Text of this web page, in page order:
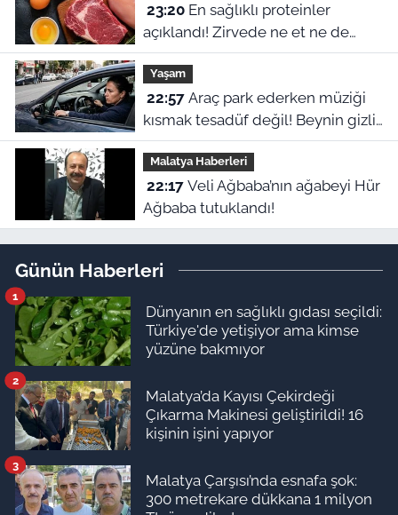
23:20En sağlıklı proteinler
açıklandı! Zirvede ne et ne de
yumurta var
Yaşam
22:57Araç park ederken müziği
kısmak tesadüf değil! Beynin gizli
refleksiymiş
Malatya Haberleri
22:17Veli Ağbaba’nın ağabeyi Hür
Ağbaba tutuklandı!
Günün Haberleri
Dünyanın en sağlıklı gıdası seçildi:
Türkiye'de yetişiyor ama kimse
yüzüne bakmıyor
1
Malatya’da Kayısı Çekirdeği
Çıkarma Makinesi geliştirildi! 16
kişinin işini yapıyor
2
Malatya Çarşısı’nda esnafa şok:
300 metrekare dükkana 1 milyon
3